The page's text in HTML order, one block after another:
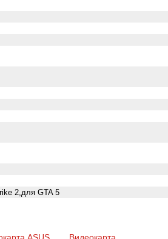
2,для GTA 5